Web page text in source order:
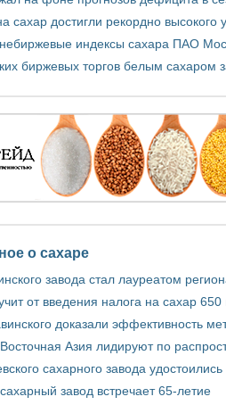
сахар достигли рекордно высокого
индексы сахара ПАО
биржевых торгов белым сахаром
о сахаре
завода стал лауреатом
от введения налога на сахар
доказали эффективность
Азия лидируют по
сахарного завода удостоились
завод встречает 65-летие